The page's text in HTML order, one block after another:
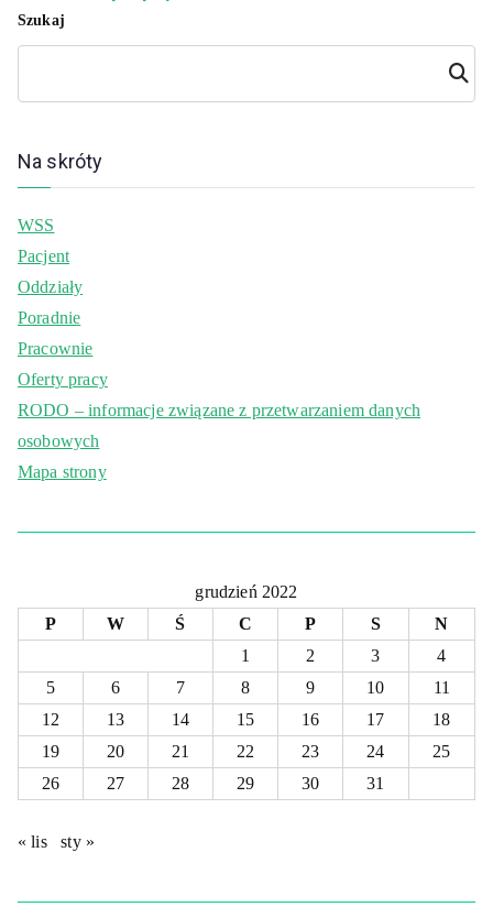
Szukaj
Szuka
j
Na skróty
WSS
Pacjent
Oddziały
Poradnie
Pracownie
Oferty pracy
RODO – informacje związane z przetwarzaniem danych
osobowych
Mapa strony
grudzień 2022
P
W Ś C P S
N
1
2 3
4
5
6 7 8 9 10
11
12
13 14 15 16 17
18
19
20 21 22 23 24
25
26
27 28 29 30 31
« lis sty »